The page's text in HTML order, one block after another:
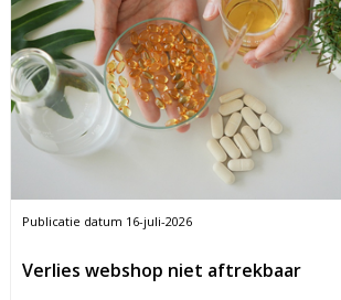
Publicatie datum 16-juli-2026
Verlies webshop niet aftrekbaar